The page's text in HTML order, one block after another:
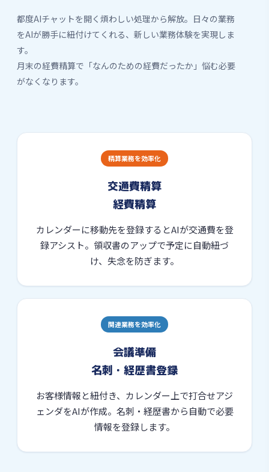
都度AIチャットを開く煩わしい処理から解放。日々の業務
をAIが勝手に紐付けてくれる、新しい業務体験を実現しま
す。
月末の経費精算で「なんのための経費だったか」悩む必要
がなくなります。
精算業務を効率化
交通費精算
経費精算
カレンダーに移動先を登録するとAIが交通費を登
録アシスト。領収書のアップで予定に自動紐づ
け、失念を防ぎます。
関連業務を効率化
会議準備
名刺・経歴書登録
お客様情報と紐付き、カレンダー上で打合せアジ
ェンダをAIが作成。名刺・経歴書から自動で必要
情報を登録します。